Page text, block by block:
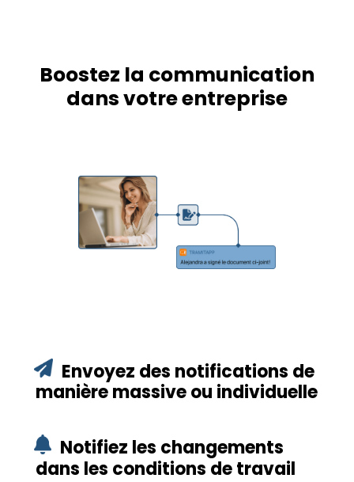
Boostez la communication
dans votre entreprise
Envoyez des notifications de
manière massive ou individuelle
Notifiez les changements
dans les conditions de travail